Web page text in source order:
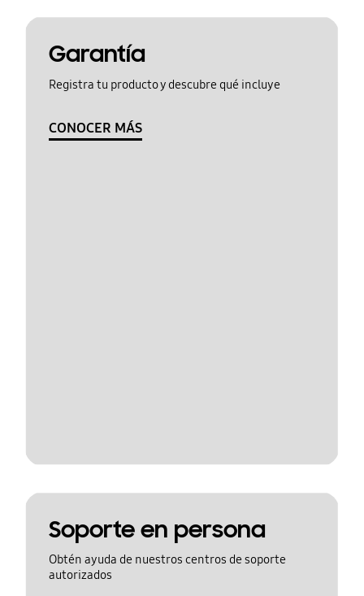
Garantía
Registra tu producto y descubre qué incluye
CONOCER MÁS
Soporte en persona
Obtén ayuda de nuestros centros de soporte
autorizados